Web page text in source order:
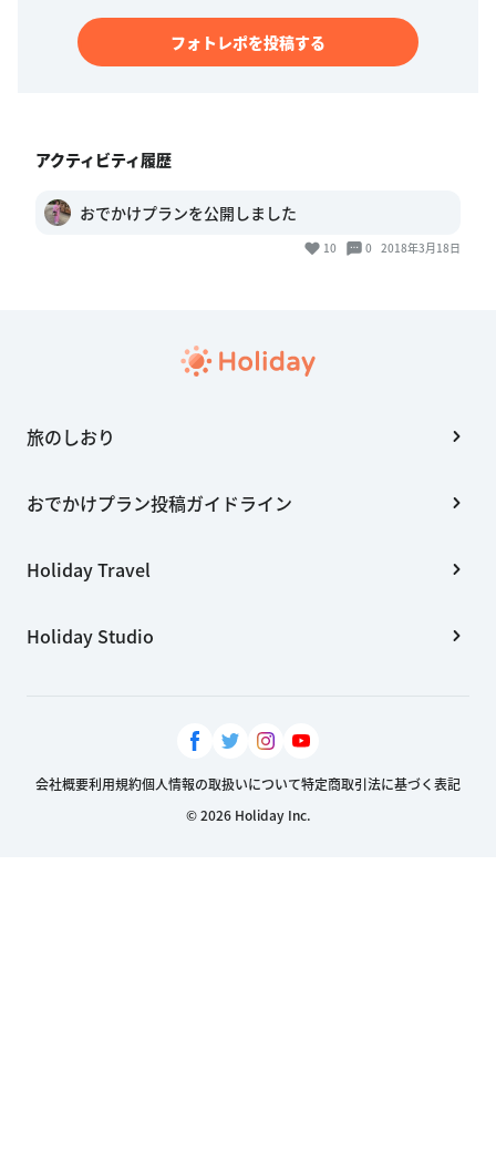
フォトレポを投稿する
アクティビティ履歴
おでかけプランを公開しました
10 0 2018年3月18日
旅のしおり
おでかけプラン投稿ガイドライン
Holiday Travel
Holiday Studio
会社概要利用規約個人情報の取扱いについて特定商取引法に基づく表記
© 2026 Holiday Inc.